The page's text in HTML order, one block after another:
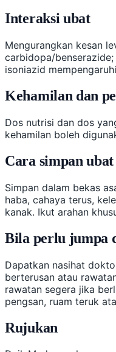
Interaksi ubat
Mengurangkan kesan
carbidopa/
isoniazid
Kehamilan dan
Dos nutrisi dan dos
kehamilan boleh
Cara simpan ubat
Simpan dalam bekas
haba, cahaya terus,
kanak. Ikut arahan
Bila perlu jumpa
Dapatkan nasihat
berterusan atau
rawatan segera jika
pengsan, ruam teruk
Rujukan